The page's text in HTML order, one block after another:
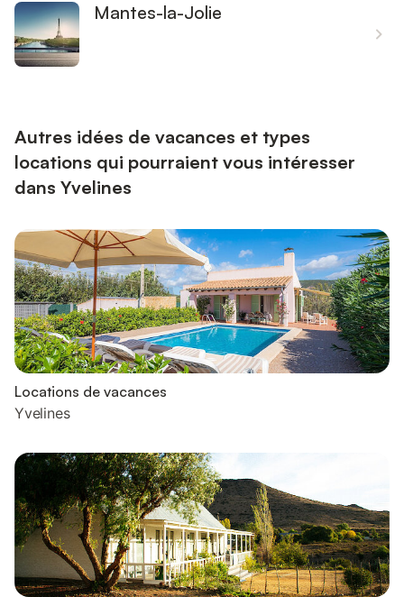
Mantes-la-Jolie
Autres idées de vacances et types
locations qui pourraient vous intéresser
dans Yvelines
Locations de vacances
Yvelines